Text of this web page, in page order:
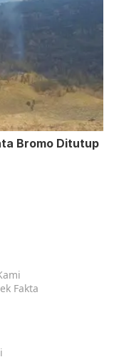
Bromo Ditutup
Fakta